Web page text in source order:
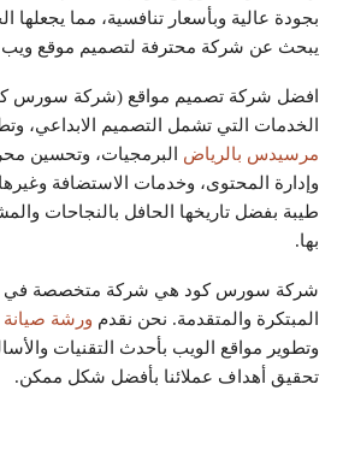
بجودة عالية وبأسعار تنافسية، مما يجعلها
يبحث عن شركة محترفة لتصميم موقع ويب
افضل شركة تصميم مواقع (شركة سورس
الخدمات التي تشمل التصميم الابداعي،
مرسيدس بالرياض
وإدارة المحتوى، وخدمات الاستضافة
طيبة بفضل تاريخها الحافل بالنجاحات
بها.
شركة سورس كود هي شركة متخصصة في
المبتكرة والمتقدمة. نحن نقدم ورشة صيانة
وتطوير مواقع الويب بأحدث التقنيات
تحقيق أهداف عملائنا بأفضل شكل ممكن.